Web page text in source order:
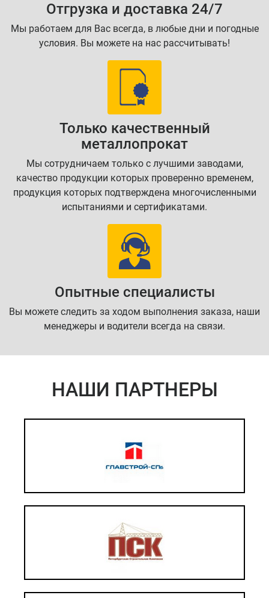
Отгрузка и доставка 24/7
Мы работаем для Вас всегда, в любые дни и погодные
условия. Вы можете на нас рассчитывать!
Только качественный
металлопрокат
Мы сотрудничаем только с лучшими заводами,
качество продукции которых проверенно временем,
продукция которых подтверждена многочисленными
испытаниями и сертификатами.
Опытные специалисты
Вы можете следить за ходом выполнения заказа, наши
менеджеры и водители всегда на связи.
НАШИ ПАРТНЕРЫ